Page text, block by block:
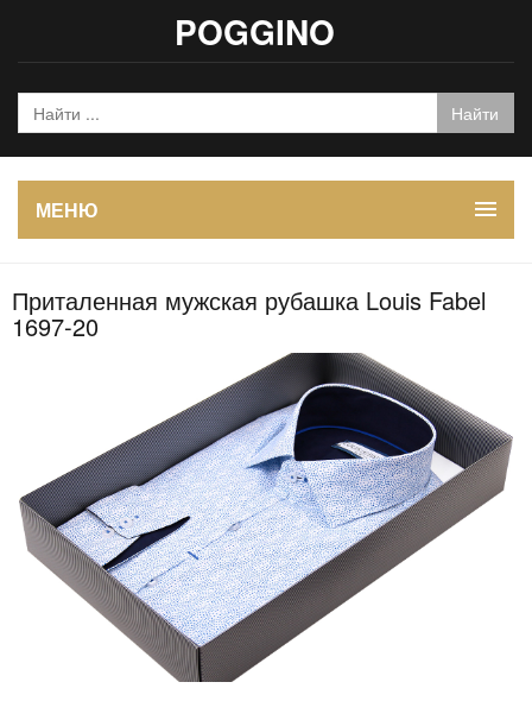
POGGINO
МЕНЮ
Приталенная мужская рубашка Louis Fabel
1697-20